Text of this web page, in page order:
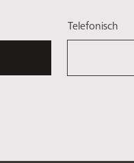
Telefonisch